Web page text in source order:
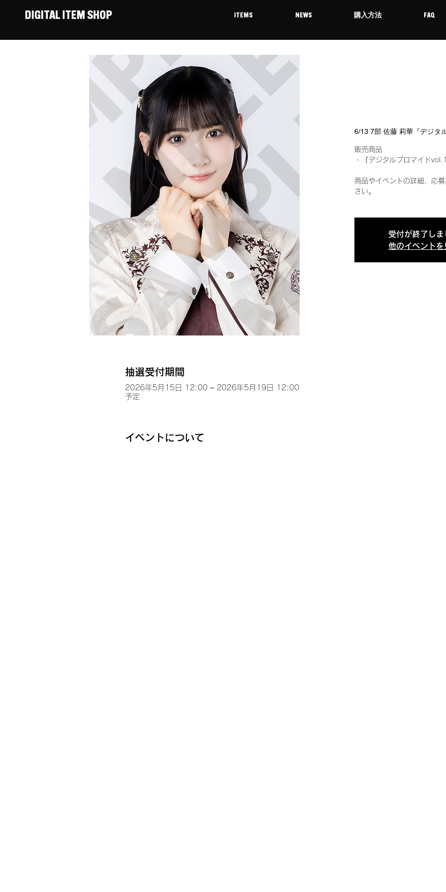
DIGITAL ITEM SHOP ITEMS NEWS 購入方法 FAQ
6/13 7部 佐藤 莉華『デジタ
販売商品
・『デジタルブロマイド
商品やイベントの詳細、応
さい。
受付が終了しま
他のイベントを
抽選受付期間
2026年5月15日 12:00 – 2026年5月19日 12:00
予定
イベントについて